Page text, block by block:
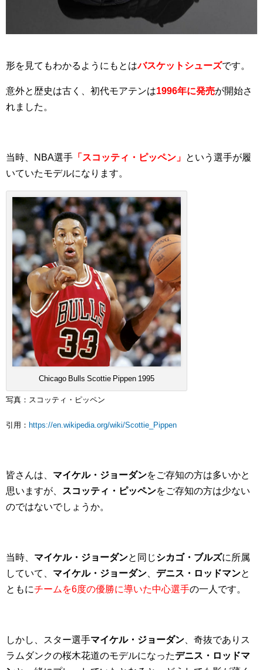
形を見てもわかるようにもとはバスケットシューズです。
意外と歴史は古く、初代モアテンは1996年に発売が開始さ
れました。
当時、NBA選手 「スコッティ・ピッペン」
という選手が履
いていたモデルになります。
Chicago Bulls Scottie Pippen 1995
写真：スコッティ・ピッペン
引用： https://en.wikipedia.org/wiki/Scottie_Pippen
皆さんは、 マイケル・ジョーダンをご存知の方は多いかと
思いますが、
スコッティ・ピッペンをご存知の方は少ない
のではないでしょうか。
当時、 マイケル・ジョーダンと同じ シカゴ・ブルズに所属
していて、 マイケル・ジョーダン デニス・ロッドマンと
ともにチームを6度の優勝に導いた中心選手の一人です。
しかし、スター選手マイケル・ジョーダン 、奇抜でありス
ラムダンクの桜木花道のモデルになったデニス・ロッドマ